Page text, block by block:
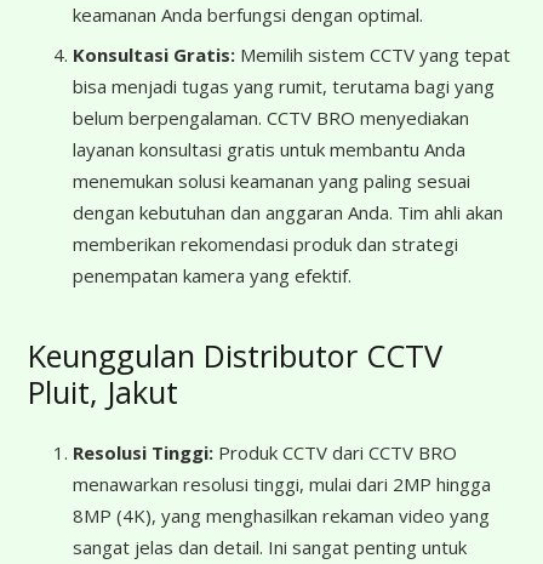
keamanan Anda berfungsi dengan optimal.
Konsultasi Gratis: Memilih sistem CCTV yang tepat
bisa menjadi tugas yang rumit, terutama bagi yang
belum berpengalaman. CCTV BRO menyediakan
layanan konsultasi gratis untuk membantu Anda
menemukan solusi keamanan yang paling sesuai
dengan kebutuhan dan anggaran Anda. Tim ahli akan
memberikan rekomendasi produk dan strategi
penempatan kamera yang efektif.
Keunggulan Distributor CCTV
Pluit, Jakut
Resolusi Tinggi: Produk CCTV dari CCTV BRO
menawarkan resolusi tinggi, mulai dari 2MP hingga
8MP (4K), yang menghasilkan rekaman video yang
sangat jelas dan detail. Ini sangat penting untuk